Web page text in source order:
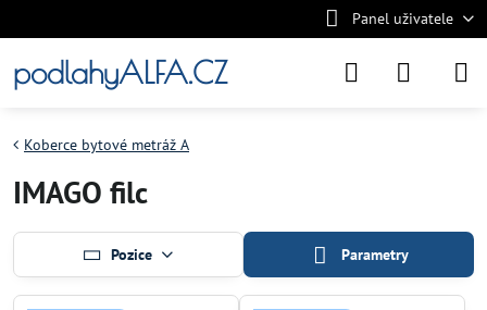
Panel uživatele
podlahyALFA.CZ
Koberce bytové metráž A
IMAGO filc
Pozice Parametry